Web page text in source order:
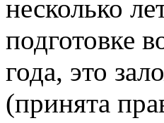
несколько
подготовке
года, это
(принята